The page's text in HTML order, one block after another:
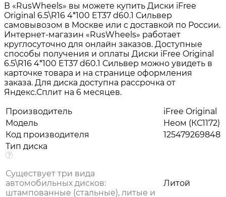
В «RusWheels» вы можете купить Диски iFree
Original 6.5\R16 4*100 ET37 d60.1 Сильвер
самовывозом в Москве или с доставкой по России.
Интернет-магазин «RusWheels» работает
круглосуточно для онлайн заказов. Доступные
способы получения и оплаты Диски iFree Original
6.5\R16 4*100 ET37 d60.1 Сильвер можно увидеть в
карточке товара и на странице оформления
заказа. Для диска доступна рассрочка от
Яндекс.Сплит на 6 месяцев.
Производитель
iFree Original
Модель
Неом (КС1172)
Код производителя
125479269848
Тип диска
Существует три вида
автомобильных дисков:
штампованные (стальные), литые и
Литой